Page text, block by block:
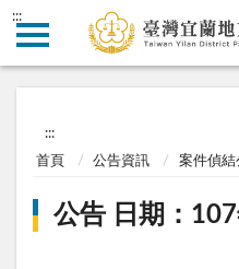
:::
:::
首頁 公告資訊 案件偵結
公告 日期：